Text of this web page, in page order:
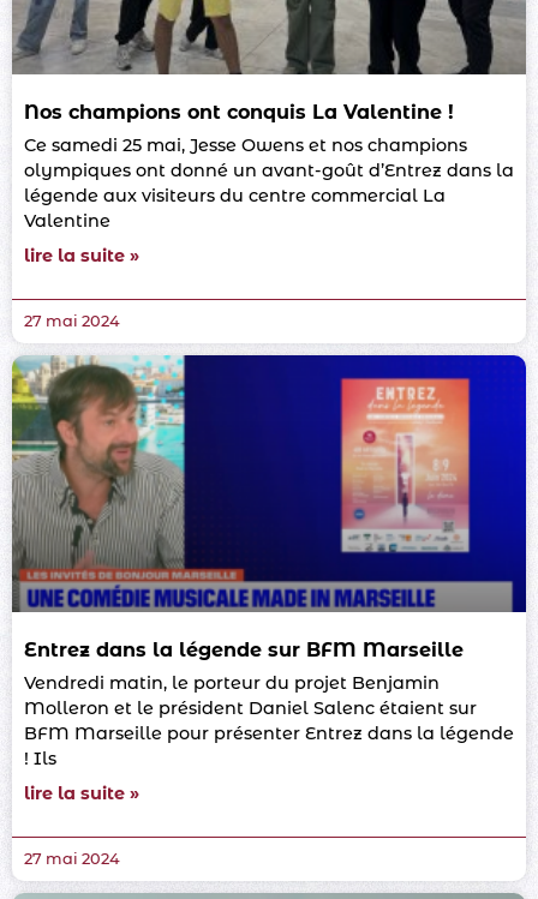
Nos champions ont conquis La Valentine !
Ce samedi 25 mai, Jesse Owens et nos champions
olympiques ont donné un avant-goût d’Entrez dans la
légende aux visiteurs du centre commercial La
Valentine
lire la suite »
27 mai 2024
Entrez dans la légende sur BFM Marseille
Vendredi matin, le porteur du projet Benjamin
Molleron et le président Daniel Salenc étaient sur
BFM Marseille pour présenter Entrez dans la légende
! Ils
lire la suite »
27 mai 2024